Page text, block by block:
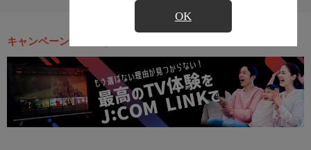
OK
キャンペーン・お得な情報